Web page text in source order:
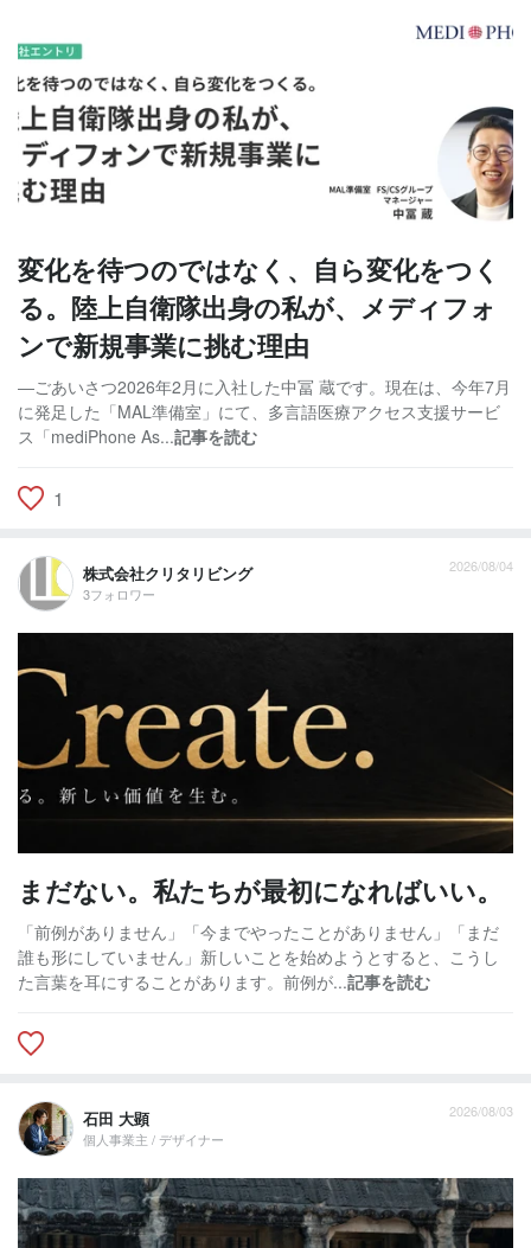
変化を待つのではなく、自ら変化をつく
る。陸上自衛隊出身の私が、メディフォ
ンで新規事業に挑む理由
―ごあいさつ2026年2月に入社した中冨 蔵です。現在は、今年7月
に発足した「MAL準備室」にて、多言語医療アクセス支援サービ
ス「mediPhone As...記事を読む
1
株式会社クリタリビング
3フォロワー
2026/08/04
まだない。私たちが最初になればいい。
「前例がありません」「今までやったことがありません」「まだ
誰も形にしていません」新しいことを始めようとすると、こうし
た言葉を耳にすることがあります。前例が...記事を読む
石田 大顕
個人事業主 / デザイナー
2026/08/03